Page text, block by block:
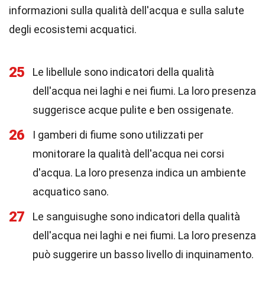
informazioni sulla qualità dell'acqua e sulla salute
degli ecosistemi acquatici.
25
Le libellule sono indicatori della qualità
dell'acqua nei laghi e nei fiumi. La loro presenza
suggerisce acque pulite e ben ossigenate.
26
I gamberi di fiume sono utilizzati per
monitorare la qualità dell'acqua nei corsi
d'acqua. La loro presenza indica un ambiente
acquatico sano.
27
Le sanguisughe sono indicatori della qualità
dell'acqua nei laghi e nei fiumi. La loro presenza
può suggerire un basso livello di inquinamento.